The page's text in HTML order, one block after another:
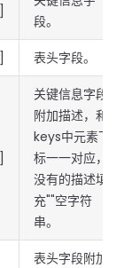
段。
表头字段。
关键信息字段
附加描述，和
keys中元素下
标一一对应，
没有的描述填
充""空字符
串。
表头字段附加